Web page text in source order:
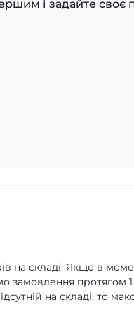
і задайте своє
на складі. Якщо в
замовлення протягом 1
на складі, то